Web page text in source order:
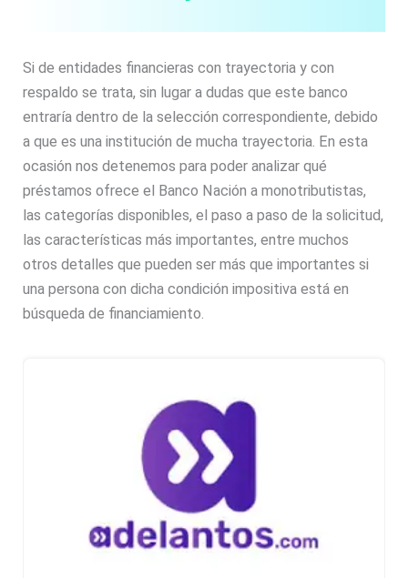
Si de entidades financieras con trayectoria y con
respaldo se trata, sin lugar a dudas que este banco
entraría dentro de la selección correspondiente, debido
a que es una institución de mucha trayectoria. En esta
ocasión nos detenemos para poder analizar qué
préstamos ofrece el Banco Nación a monotributistas,
las categorías disponibles, el paso a paso de la solicitud,
las características más importantes, entre muchos
otros detalles que pueden ser más que importantes si
una persona con dicha condición impositiva está en
búsqueda de financiamiento.